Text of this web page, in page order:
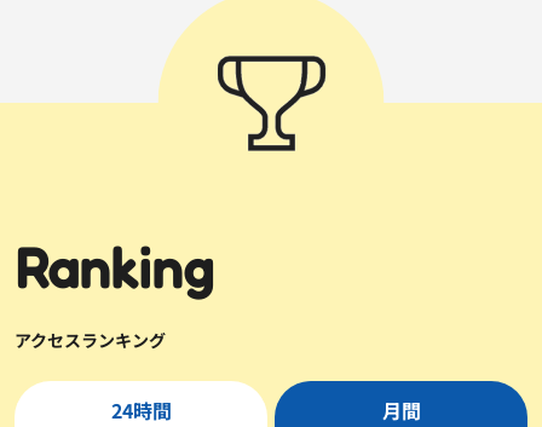
Ranking
アクセスランキング
24時間 月間